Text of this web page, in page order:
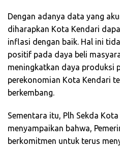
Dengan adanya data yang
diharapkan Kota Kendari
inflasi dengan baik. Hal ini
positif pada daya beli
meningkatkan daya produksi
perekonomian Kota Kendari
berkembang.
Sementara itu, Plh Sekda
menyampaikan bahwa,
berkomitmen untuk terus